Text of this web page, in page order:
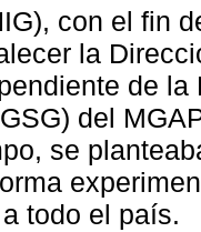
con el fin
la
de
del
se
todo el país.